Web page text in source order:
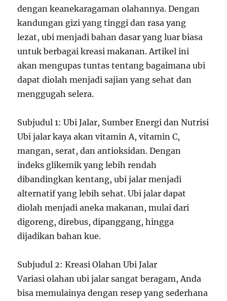
dengan keanekaragaman olahannya. Dengan
kandungan gizi yang tinggi dan rasa yang
lezat, ubi menjadi bahan dasar yang luar biasa
untuk berbagai kreasi makanan. Artikel ini
akan mengupas tuntas tentang bagaimana ubi
dapat diolah menjadi sajian yang sehat dan
menggugah selera.
Subjudul 1: Ubi Jalar, Sumber Energi dan Nutrisi
Ubi jalar kaya akan vitamin A, vitamin C,
mangan, serat, dan antioksidan. Dengan
indeks glikemik yang lebih rendah
dibandingkan kentang, ubi jalar menjadi
alternatif yang lebih sehat. Ubi jalar dapat
diolah menjadi aneka makanan, mulai dari
digoreng, direbus, dipanggang, hingga
dijadikan bahan kue.
Subjudul 2: Kreasi Olahan Ubi Jalar
Variasi olahan ubi jalar sangat beragam, Anda
bisa memulainya dengan resep yang sederhana